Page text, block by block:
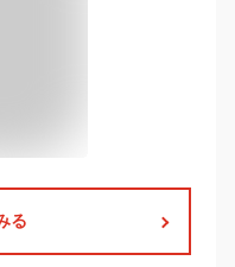
る